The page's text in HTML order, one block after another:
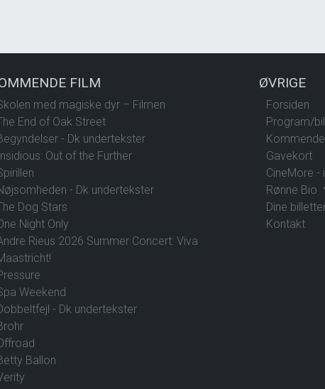
FILM
med magiske dyr – Filmen
End of Oak Street
- Dk undertekster
Out of the Further
- Dk undertekster
Dog Stars
Night Only
Rieus 2026 Summer Concert: Viva
Weekend
- Dk undertekster
Ballon
ØVRIGE
Forsiden
Program/
Gavekort
CineMore
Rønne Bio
Dine
Kontakt